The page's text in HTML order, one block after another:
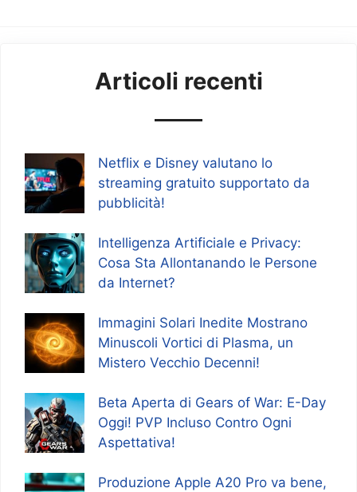
Articoli recenti
Netflix e Disney valutano lo
streaming gratuito supportato da
pubblicità!
Intelligenza Artificiale e Privacy:
Cosa Sta Allontanando le Persone
da Internet?
Immagini Solari Inedite Mostrano
Minuscoli Vortici di Plasma, un
Mistero Vecchio Decenni!
Beta Aperta di Gears of War: E-Day
Oggi! PVP Incluso Contro Ogni
Aspettativa!
Produzione Apple A20 Pro va bene,